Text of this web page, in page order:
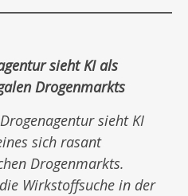
sieht KI als
Drogenmarkts
sieht KI
sich rasant
Drogenmarkts.
Wirkstoffsuche in der